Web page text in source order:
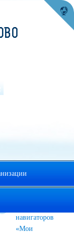
будущее".
навигаторов
«Мои